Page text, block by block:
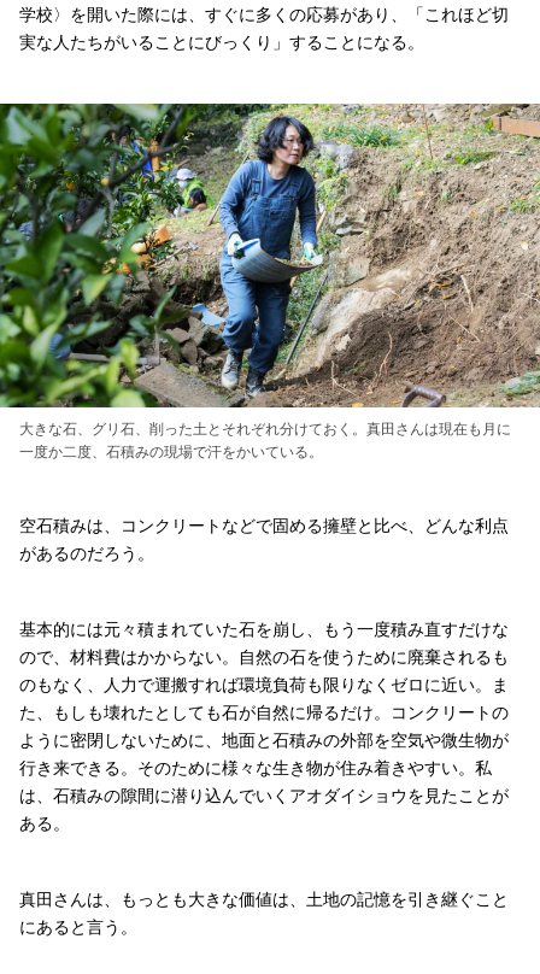
学校〉を開いた際には、すぐに多くの応募があり、「これほど切
実な人たちがいることにびっくり」することになる。
大きな石、グリ石、削った土とそれぞれ分けておく。真田さんは現在も月に
一度か二度、石積みの現場で汗をかいている。
空石積みは、コンクリートなどで固める擁壁と比べ、どんな利点
があるのだろう。
基本的には元々積まれていた石を崩し、もう一度積み直すだけな
ので、材料費はかからない。自然の石を使うために廃棄されるも
のもなく、人力で運搬すれば環境負荷も限りなくゼロに近い。ま
た、もしも壊れたとしても石が自然に帰るだけ。コンクリートの
ように密閉しないために、地面と石積みの外部を空気や微生物が
行き来できる。そのために様々な生き物が住み着きやすい。私
は、石積みの隙間に潜り込んでいくアオダイショウを見たことが
ある。
真田さんは、もっとも大きな価値は、土地の記憶を引き継ぐこと
にあると言う。